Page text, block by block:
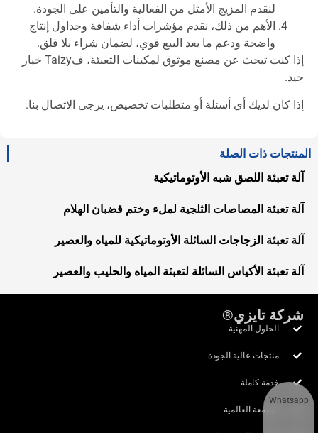
لنقدم المزيج الأمثل من الفعالية والتأمين على الجودة.
الأهم من ذلك، نقدم مؤشرات أداء شفافة وجداول إنتاج
واضحة ودعم ما بعد البيع قوي، لضمان شراء بلا قلق.
إذا كنت تبحث عن مصنع موثوق لمكينات التعبئة، فTaizy خيار
جيد.
إذا كان لديك أي أسئلة أو متطلبات تخصيص، يرجى الاتصال بنا.
المنتجات ذات الصلة
آلة تعبئة اللصق شبه الأوتوماتيكية
آلة تعبئة المصاصات الثلجية لملء وختم قضبان الهلام
آلة تعبئة الزجاجات السائلة الأوتوماتيكية للمياه والعصير
آلة تعبئة الأكياس السائلة لتعبئة المياه والحليب والعصير
شركة تايزي®
الحلول المهنية
منتجات عالية الجودة
خدمة كاملة
السمعة العالمية
Whatsapp